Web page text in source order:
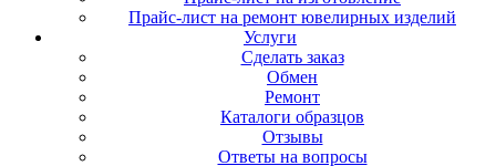
Прайс-лист на ремонт ювелирных изделий
Услуги
Сделать заказ
Обмен
Ремонт
Каталоги образцов
Отзывы
Ответы на вопросы